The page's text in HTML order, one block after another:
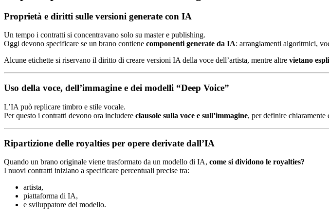
Proprietà e diritti sulle versioni generate con IA
Un tempo i contratti si concentravano solo su master e publishing.
Oggi devono specificare se un brano contiene componenti generate da IA: arrangiamenti algoritmici,
Alcune etichette si riservano il diritto di creare versioni IA della voce dell’artista, mentre altre vietano
Uso della voce, dell’immagine e dei modelli “Deep Voice”
L’IA può replicare timbro e stile vocale.
Per questo i contratti devono ora includere clausole sulla voce e sull’immagine, per definire
Ripartizione delle royalties per opere derivate dall’IA
Quando un brano originale viene trasformato da un modello di IA, come si dividono le royalties?
I nuovi contratti iniziano a specificare percentuali precise tra:
artista,
piattaforma di IA,
e sviluppatore del modello.